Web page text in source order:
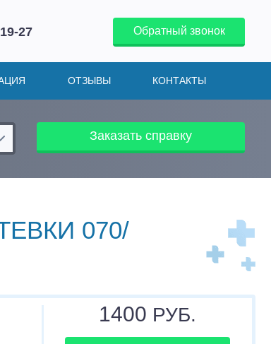
27 Обратный звонок
ОТЗЫВЫ КОНТАКТЫ
Заказать справку
070/
1400 РУБ.